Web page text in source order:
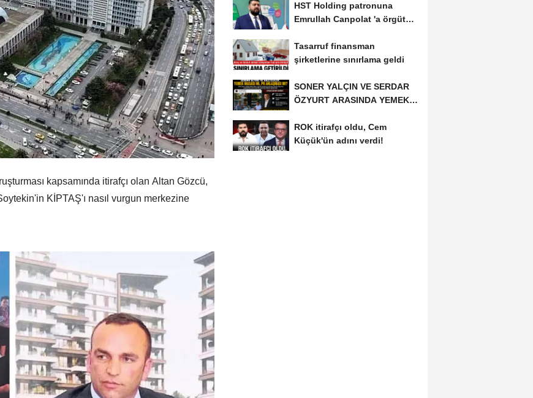
kapsamında itirafçı olan Altan Gözcü,
KİPTAŞ'ı nasıl vurgun merkezine
KİŞİ...
HST Holding patronuna
Emrullah Canpolat 'a örgüt
Tasarruf finansman
şirketlerine sınırlama geldi
SONER YALÇIN VE SERDAR
ÖZYURT ARASINDA YEMEK
ROK itirafçı oldu, Cem
Küçük'ün adını verdi!